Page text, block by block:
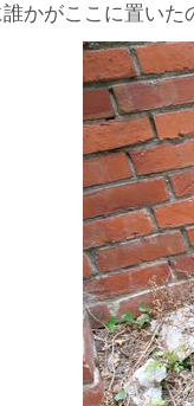
かがここに置い